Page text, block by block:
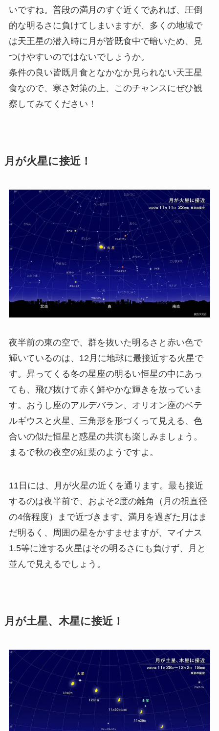
いですね。普段の満月のすぐ近くであれば、圧倒
的な明るさに負けてしまいますが、多くの地域で
は天王星の潜入時に月が皆既食中で暗いため、見
つけやすいのではないでしょうか。
条件の良い皆既月食となかなか見られない天王星
食なので、寒さ対策の上、このチャンスにぜひ観
察してみてください！
月が火星に接近！
夜半前の東の空で、群を抜いた明るさと赤い色で
輝いているのは、12月に地球に最接近する火星で
す。昇ってくる冬の星座の明るい恒星の中にあっ
ても、飛び抜けて赤く鮮やかな輝きを放っていま
す。おうし座のアルデバラン、オリオン座のベテ
ルギウスと火星、三角形を形づくって見える、色
合いの似た恒星と惑星の共演も楽しみましょう。
まるで秋の夜空の紅葉のようですよ。
11日には、月が火星の近くを通ります。最も接近
するのは夜半前で、およそ2度の離角（月の視直径
の4倍程度）まで近づきます。満月を過ぎた月はま
だ明るく、周囲の星をかすませますが、マイナス
1.5等に達する火星はその明るさにも負けず、月と
並んで見えるでしょう。
月が土星、木星に接近！